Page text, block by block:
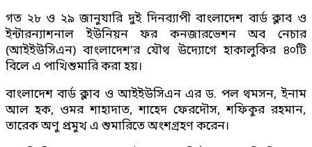
গত ২৮ ও ২৯ জানুযারি দুই দিনব্যাপী বাংলাদেশ বার্ড ক্লাব ও
ইন্টারন্যাশনাল ইউনিয়ন ফর কনজারভেশন অব নেচার
(আইইউসিএন) বাংলাদেশ’র যৌথ উদ্যোগে হাকালুকির ৪০টি
বিলে এ পাখিশুমারি করা হয়।
বাংলাদেশ বার্ড ক্লাব ও আইইউসিএন এর ড. পল থমসন, ইনাম
আল হক, ওমর শাহাদাত, শাহেদ ফেরদৌস, শফিকুর রহমান,
তারেক অণু প্রমুখ এ শুমারিতে অংশগ্রহণ করেন।